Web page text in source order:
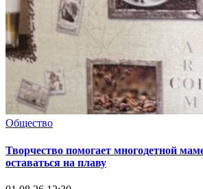
Общество
Творчество помогает многодетной
оставаться на плаву